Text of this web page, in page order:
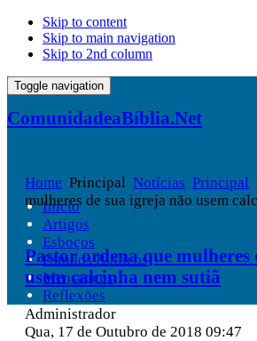
Skip to content
Skip to main navigation
Skip to 2nd column
Toggle navigation
ComunidadeaBíblia.Net
Início
Artigos
Esboços
Estudos Bíblicos
Mensagens
Reflexões
Home Principal Notícias Principal
mulheres de sua igreja não usem
Pastor ordena que mulheres
usem calcinha nem sutiã
Administrador
Qua, 17 de Outubro de 2018 09:47